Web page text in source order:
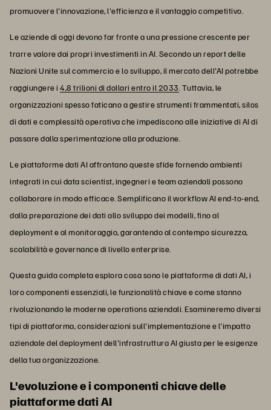
promuovere l'innovazione, l'efficienza e il vantaggio competitivo.
Le aziende di oggi devono far fronte a una pressione crescente per
trarre valore dai propri investimenti in AI. Secondo un report delle
Nazioni Unite sul commercio e lo sviluppo, il mercato dell'AI potrebbe
raggiungere i 4,8 trilioni di dollari entro il 2033. Tuttavia, le
organizzazioni spesso faticano a gestire strumenti frammentati, silos
di dati e complessità operativa che impediscono alle iniziative di AI di
passare dalla sperimentazione alla produzione.
Le piattaforme dati AI affrontano queste sfide fornendo ambienti
integrati in cui data scientist, ingegneri e team aziendali possono
collaborare in modo efficace. Semplificano il workflow AI end-to-end,
dalla preparazione dei dati allo sviluppo dei modelli, fino al
deployment e al monitoraggio, garantendo al contempo sicurezza,
scalabilità e governance di livello enterprise.
Questa guida completa esplora cosa sono le piattaforme di dati AI, i
loro componenti essenziali, le funzionalità chiave e come stanno
rivoluzionando le moderne operations aziendali. Esamineremo diversi
tipi di piattaforma, considerazioni sull'implementazione e l'impatto
aziendale del deployment dell'infrastruttura AI giusta per le esigenze
della tua organizzazione.
L'evoluzione e i componenti chiave delle
piattaforme dati AI